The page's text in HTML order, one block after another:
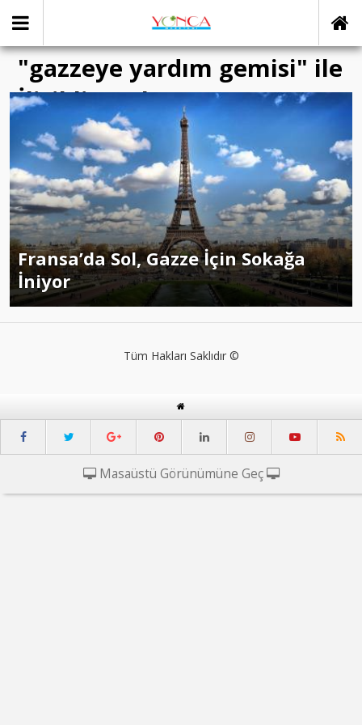
"gazzeye yardım gemisi" ile
İlişikli yazılar
Fransa’da Sol, Gazze İçin Sokağa
İniyor
Tüm Hakları Saklıdır ©
Masaüstü Görünümüne Geç